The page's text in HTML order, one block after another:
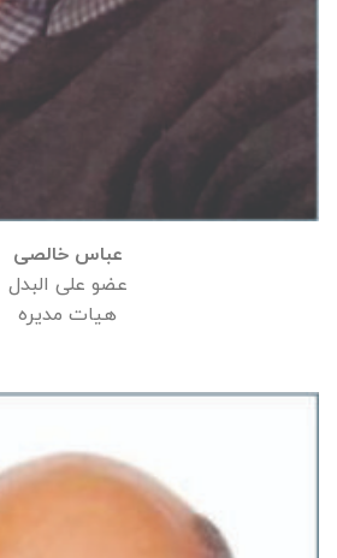
عباس خالصی
عضو علی البدل
هیات مدیره